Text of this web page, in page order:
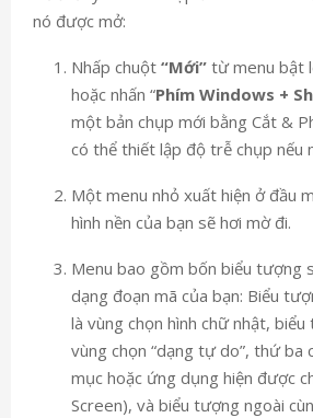
nó được mở:
Nhấp chuột “Mới” từ menu bật
hoặc nhấn “Phím Windows +
một bản chụp mới bằng Cắt &
có thể thiết lập độ trễ chụp nếu
Một menu nhỏ xuất hiện ở đầu
hình nền của bạn sẽ hơi mờ đi.
Menu bao gồm bốn biểu tượng
dạng đoạn mã của bạn: Biểu
là vùng chọn hình chữ nhật,
vùng chọn “dạng tự do”, thứ ba
mục hoặc ứng dụng hiện được
Screen), và biểu tượng ngoài